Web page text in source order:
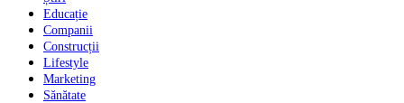
Educație
Companii
Construcții
Lifestyle
Marketing
Sănătate